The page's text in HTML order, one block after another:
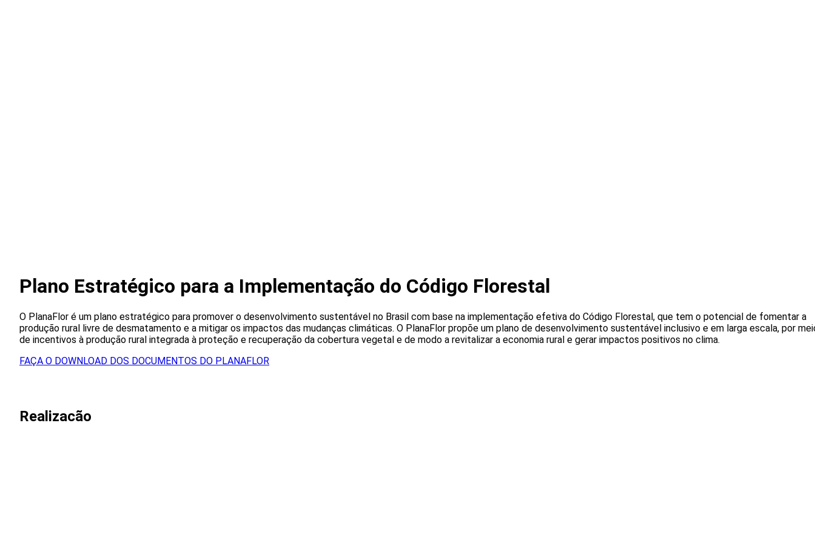
Plano Estratégico para a Implementação do Código Florestal
O PlanaFlor é um plano estratégico para promover o desenvolvimento sustentável no Brasil com base na implementação efetiva do Código Florestal, que tem o potencial de fomentar a
produção rural livre de desmatamento e a mitigar os impactos das mudanças climáticas. O PlanaFlor propõe um plano de desenvolvimento sustentável inclusivo e em larga escala, por
de incentivos à produção rural integrada à proteção e recuperação da cobertura vegetal e de modo a revitalizar a economia rural e gerar impactos positivos no clima.
FAÇA O DOWNLOAD DOS DOCUMENTOS DO PLANAFLOR
Realizacão